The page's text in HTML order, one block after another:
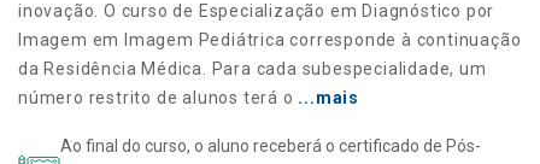
inovação. O curso de Especialização em Diagnóstico por
Imagem em Imagem Pediátrica corresponde à continuação
da Residência Médica. Para cada subespecialidade, um
número restrito de alunos terá o ...mais
Ao final do curso, o aluno receberá o certificado de Pós-